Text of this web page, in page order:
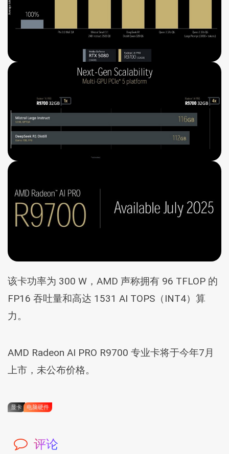
该卡功率为 300 W，AMD 声称拥有 96 TFLOP 的
FP16 吞吐量和高达 1531 AI TOPS（INT4）算
力。
AMD Radeon AI PRO R9700 专业卡将于今年7月
上市，未公布价格。
显卡 电脑硬件
评论